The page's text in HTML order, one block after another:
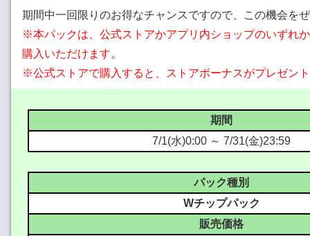
期間中一回限りのお得なチャンスですので、この機会を
※本パックは、公式ストアかアプリ内ショップのいずれ
購入いただけます。
※公式ストアで購入すると、ストアボーナスがプレゼン
期間
7/1(水)0:00 ～ 7/31(金)23:59
パック種別
Wチップパック
販売価格